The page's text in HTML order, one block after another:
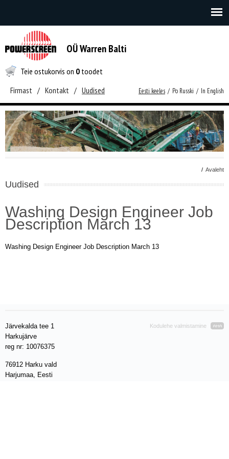
OÜ Warren Balti
Teie ostukorvis on 0 toodet
Firmast / Kontakt / Uudised Eesti keeles / Po Russki / In English
/ Avaleht
Uudised
Washing Design Engineer Job
Description March 13
Washing Design Engineer Job Description March 13
Järvekalda tee 1
Harkujärve
reg nr: 10076375
76912 Harku vald
Harjumaa, Eesti
Kodulehe valmistamine